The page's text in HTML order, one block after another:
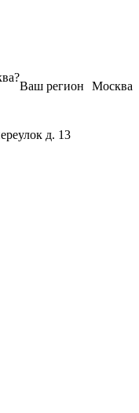
Москва
Ваш регион
?
д. 13